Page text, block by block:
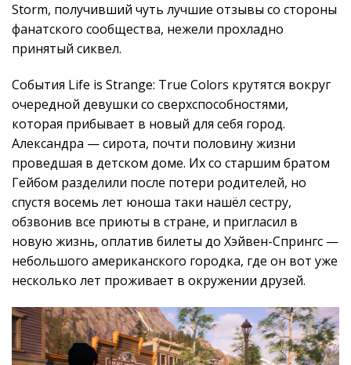
Storm, получивший чуть лучшие отзывы со стороны
фанатского сообщества, нежели прохладно
принятый сиквел.
События Life is Strange: True Colors крутятся вокруг
очередной девушки со сверхспособностями,
которая прибывает в новый для себя город.
Александра — сирота, почти половину жизни
проведшая в детском доме. Их со старшим братом
Гейбом разделили после потери родителей, но
спустя восемь лет юноша таки нашёл сестру,
обзвонив все приюты в стране, и пригласил в
новую жизнь, оплатив билеты до Хэйвен-Спрингс —
небольшого американского городка, где он вот уже
несколько лет проживает в окружении друзей.